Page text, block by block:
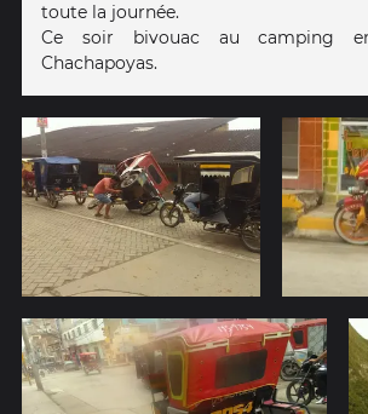
toute la journée.
Ce soir bivouac au camping
Chachapoyas.